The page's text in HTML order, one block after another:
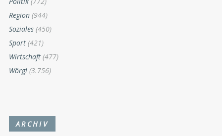
Region (944)
Soziales (450)
Sport (421)
Wirtschaft (477)
Wörgl (3.756)
ARCHIV